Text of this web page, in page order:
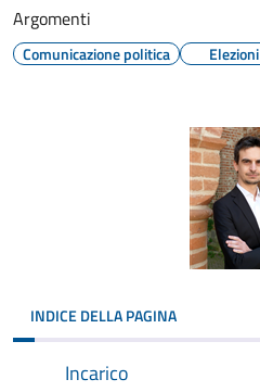
Argomenti
Comunicazione politica Elezioni
INDICE DELLA PAGINA
Incarico